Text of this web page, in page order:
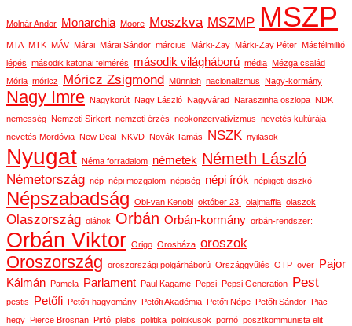
Molnár Andor Monarchia Moore Moszkva MSZMP MSZP
MTA MTK MÁV Márai Márai Sándor március Márki-Zay Márki-Zay Péter Másfélmillió
lépés második katonai felmérés második világháború média Mézga család
Mória móricz Móricz Zsigmond Münnich nacionalizmus Nagy-kormány
Nagy Imre Nagykörút Nagy László Nagyvárad Naraszinha oszlopa NDK
nemesség Nemzeti Sírkert nemzeti érzés neokonzervativizmus nevetés kultúrája
nevetés Mordóvia New Deal NKVD Novák Tamás NSZK nyilasok
Nyugat Néma forradalom németek Németh László
Németország nép népi mozgalom népiség népi írók népligeti diszkó
Népszabadság Obi-van Kenobi október 23. olajmaffia olaszok
Olaszország oláhok Orbán Orbán-kormány orbán-rendszer:
Orbán Viktor Origo Orosháza oroszok
Oroszország oroszországi polgárháború Országgyűlés OTP over
Pajor
Kálmán
Pamela Parlament Paul Kagame Pepsi Pepsi Generation Pest
pestis Petőfi Petőfi-hagyomány Petőfi Akadémia Petőfi Népe Petőfi Sándor
Piac-
hegy
Pierce Brosnan Pirtó plebs politika politikusok pornó posztkommunista elit